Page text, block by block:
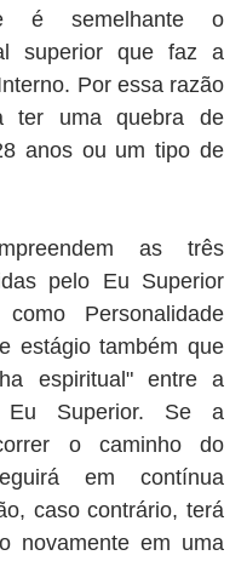
é semelhante o
superior que faz a
Por essa razão
ter uma quebra de
anos ou um tipo de
as três
pelo Eu Superior
Personalidade
estágio também que
espiritual" entre a
Superior. Se a
o caminho do
em contínua
caso contrário, terá
novamente em uma